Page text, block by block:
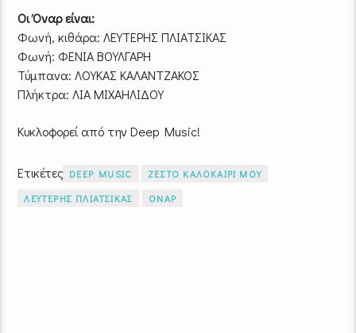
Οι Όναρ είναι:
Φωνή, κιθάρα: ΛΕΥΤΕΡΗΣ ΠΛΙΑΤΣΙΚΑΣ
Φωνή: ΦΕΝΙΑ ΒΟΥΛΓΑΡΗ
Τύμπανα: ΛΟΥΚΑΣ ΚΑΛΑΝΤΖΑΚΟΣ
Πλήκτρα: ΛΙΑ ΜΙΧΑΗΛΙΔΟΥ
Κυκλοφορεί από την Deep Music!
Ετικέτες DEEP MUSIC
ΖΕΣΤΟ ΚΑΛΟΚΑΙΡΙ ΜΟΥ
ΛΕΥΤΕΡΗΣ ΠΛΙΑΤΣΙΚΑΣ
ΟΝΑΡ